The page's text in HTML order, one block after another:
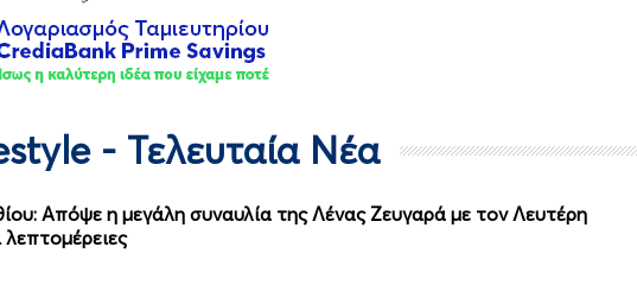
- Τελευταία Νέα
Απόψε η μεγάλη συναυλία της Λένας Ζευγαρά με τον Λευτέρη